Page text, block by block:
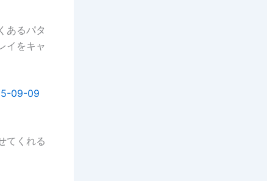
あるパタ
イをキャ
てくれる